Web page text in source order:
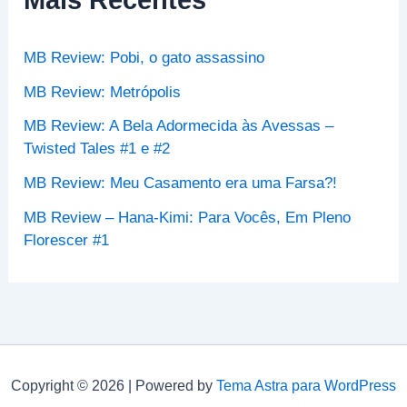
a
o
:
MB Review: Pobi, o gato assassino
MB Review: Metrópolis
MB Review: A Bela Adormecida às Avessas –
Twisted Tales #1 e #2
MB Review: Meu Casamento era uma Farsa?!
MB Review – Hana-Kimi: Para Vocês, Em Pleno
Florescer #1
Copyright © 2026 | Powered by Tema Astra para WordPress